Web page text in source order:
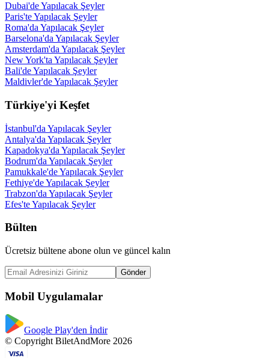
Dubai'de Yapılacak Şeyler
Paris'te Yapılacak Şeyler
Roma'da Yapılacak Şeyler
Barselona'da Yapılacak Şeyler
Amsterdam'da Yapılacak Şeyler
New York'ta Yapılacak Şeyler
Bali'de Yapılacak Şeyler
Maldivler'de Yapılacak Şeyler
Türkiye'yi Keşfet
İstanbul'da Yapılacak Şeyler
Antalya'da Yapılacak Şeyler
Kapadokya'da Yapılacak Şeyler
Bodrum'da Yapılacak Şeyler
Pamukkale'de Yapılacak Şeyler
Fethiye'de Yapılacak Şeyler
Trabzon'da Yapılacak Şeyler
Efes'te Yapılacak Şeyler
Bülten
Ücretsiz bültene abone olun ve güncel kalın
Gönder
Mobil Uygulamalar
Google Play'den İndir
© Copyright BiletAndMore 2026